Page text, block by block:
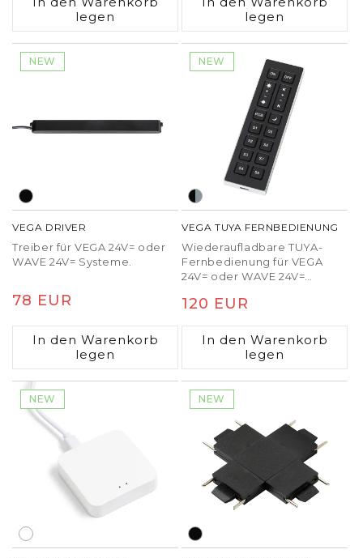
legen
legen
NEW
VEGA DRIVER
Treiber für VEGA 24V= oder
WAVE 24V= Systeme.
Normaler
Preis
78 EUR
In den Warenkorb
legen
NEW
VEGA TUYA FERNBEDIENUNG
Wiederaufladbare TUYA-
Fernbedienung für VEGA
24V= oder WAVE 24V=
TUYA-Treiber muss separat
bestellt werden. Aufladung
der Fernbedienung über
USB-C (Kabel nicht im
Lieferumfang enthalten).
Normaler
Preis
120 EUR
In den Warenkorb
legen
NEW NEW